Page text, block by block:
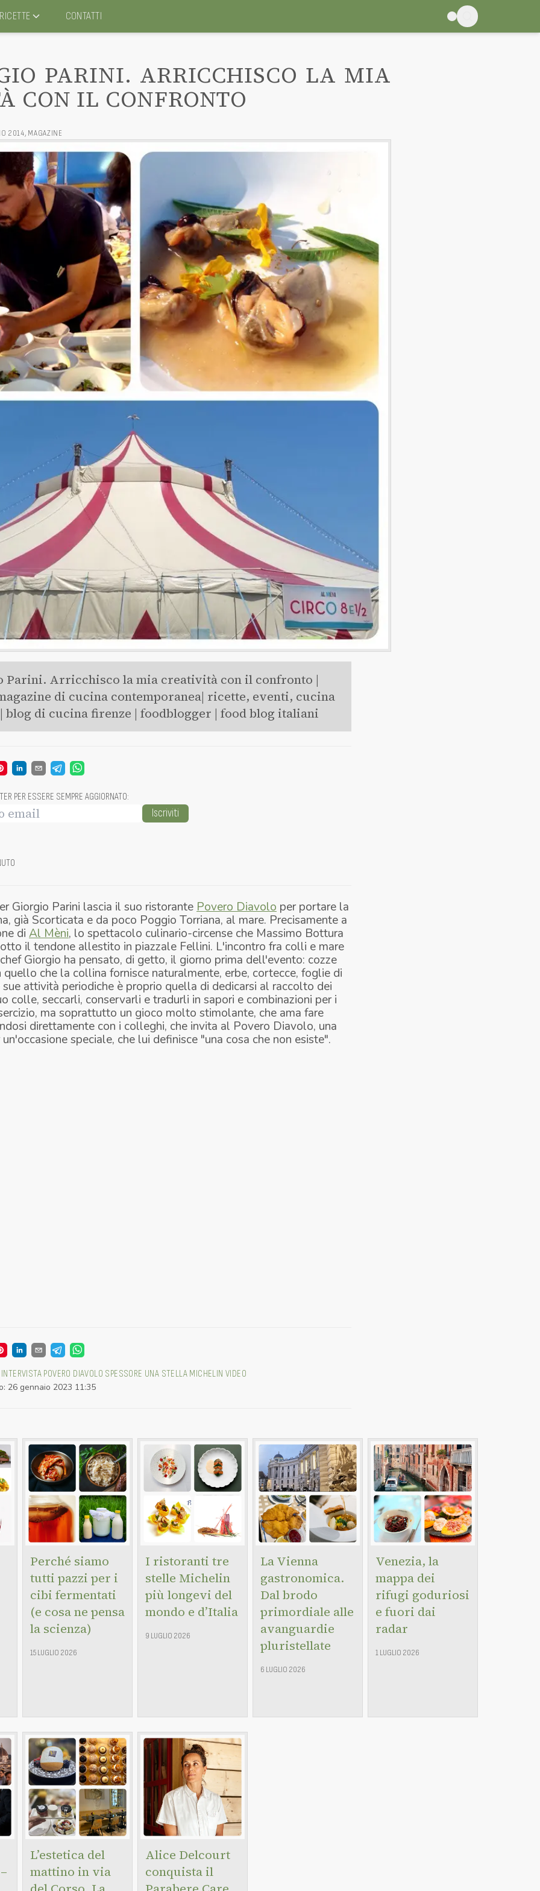
RICETTE CONTATTI
PARINI. ARRICCHISCO LA MIA
CON IL CONFRONTO
2014, MAGAZINE
Parini. Arricchisco la mia creatività con il confronto |
di cucina contemporanea| ricette, eventi, cucina
blog di cucina firenze | foodblogger | food blog italiani
PER ESSERE SEMPRE AGGIORNATO:
Iscriviti
Giorgio Parini lascia il suo ristorantePovero Diavolo per portare la
già Scorticata e da poco Poggio Torriana, al mare. Precisamente a
di Al Mèni, lo spettacolo culinario-circense che Massimo Bottura
il tendone allestito in piazzale Fellini. L'incontro fra colli e mare
Giorgio ha pensato, di getto, il giorno prima dell'evento: cozze
quello che la collina fornisce naturalmente, erbe, cortecce, foglie di
attività periodiche è proprio quella di dedicarsi al raccolto dei
colle, seccarli, conservarli e tradurli in sapori e combinazioni per i
ma soprattutto un gioco molto stimolante, che ama fare
direttamente con i colleghi, che invita al Povero Diavolo, una
speciale, che lui definisce "una cosa che non esiste".
INTERVISTA POVERO DIAVOLO SPESSORE UNA STELLA MICHELIN VIDEO
: 26 gennaio 2023 11:35
Perché siamo
tutti pazzi per i
cibi fermentati
(e cosa ne pensa
la scienza)
15 LUGLIO 2026
I ristoranti tre
stelle Michelin
più longevi del
mondo e d’Italia
9 LUGLIO 2026
La Vienna
gastronomica.
Dal brodo
primordiale alle
avanguardie
pluristellate
6 LUGLIO 2026
Venezia, la
mappa dei
rifugi goduriosi
e fuori dai
radar
1 LUGLIO 2026
L’estetica del
mattino in via
Alice Delcourt
conquista il